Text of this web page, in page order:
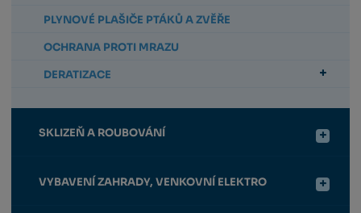
PLYNOVÉ PLAŠIČE PTÁKŮ A ZVĚŘE
OCHRANA PROTI MRAZU
DERATIZACE
SKLIZEŇ A ROUBOVÁNÍ
VYBAVENÍ ZAHRADY, VENKOVNÍ ELEKTRO